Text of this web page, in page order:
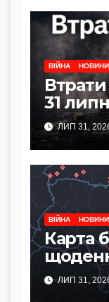
ВІЙНА НОВИНИ
31
ЛИП 31,
ВІЙНА НОВИНИ
Карта
липня
ЛИП 31,